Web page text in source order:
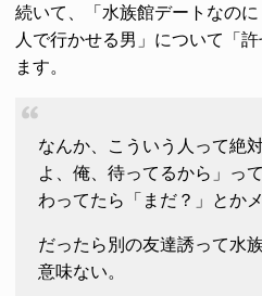
続いて、「水族館デートなの
人で行かせる男」について「
ます。
なんか、こういう人って絶
よ、俺、待ってるから」っ
わってたら「まだ？」とか
だったら別の友達誘って水
意味ない。